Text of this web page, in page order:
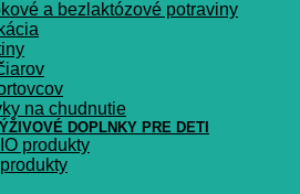
a bezlaktózové potraviny
na chudnutie
DOPLNKY PRE DETI
produkty